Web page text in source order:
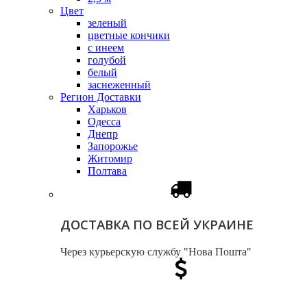
Цвет
зеленый
цветные кончики
с инеем
голубой
белый
заснеженный
Регион Доставки
Харьков
Одесса
Днепр
Запорожье
Житомир
Полтава
ДОСТАВКА ПО ВСЕЙ УКРАИНЕ
Через курьерскую службу "Нова Пошта"